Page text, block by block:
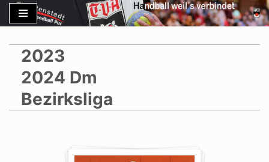
Inhalt
springen
2023
2024 Dm
Bezirksliga